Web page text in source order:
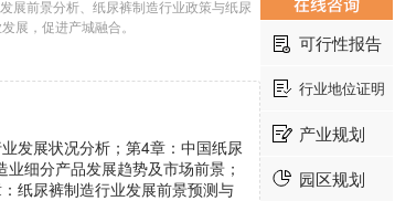
展前景分析、纸尿裤制造行业政策与纸尿
展，促进产城融合。
发展状况分析；第4章：中国纸尿
细分产品发展趋势及市场前景；
纸尿裤制造行业发展前景预测与
可行性报告
行业地位证明
产业规划
园区规划